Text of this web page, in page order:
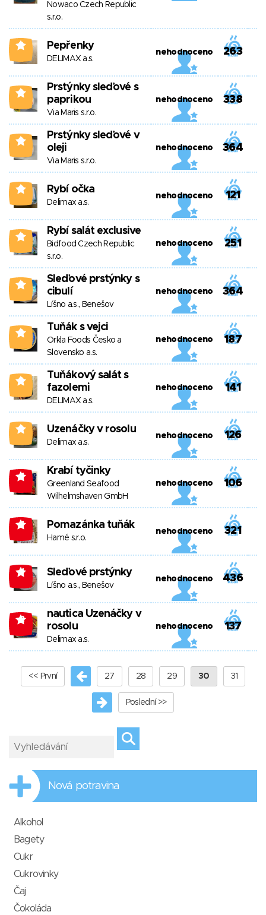
Nowaco Czech Republic
s.r.o.
0 Pepřenky
DELIMAX a.s.
nehodnoceno 263
0
Prstýnky sleďové s
paprikou
Via Maris s.r.o.
nehodnoceno 338
0
Prstýnky sleďové v
oleji
Via Maris s.r.o.
nehodnoceno 364
0 Rybí očka
Delimax a.s.
nehodnoceno 121
0 Rybí salát exclusive
Bidfood Czech Republic
s.r.o.
nehodnoceno 251
0
Sleďové prstýnky s
cibulí
Líšno a.s., Benešov
nehodnoceno 364
0 Tuňák s vejci
Orkla Foods Česko a
Slovensko a.s.
nehodnoceno 187
0
Tuňákový salát s
fazolemi
DELIMAX a.s.
nehodnoceno 141
0 Uzenáčky v rosolu
Delimax a.s.
nehodnoceno 126
-1 Krabí tyčinky
Greenland Seafood
Wilhelmshaven GmbH
nehodnoceno 106
-1 Pomazánka tuňák
Hamé s.r.o.
nehodnoceno 321
-1 Sleďové prstýnky
Líšno a.s., Benešov
nehodnoceno 436
-2
nautica Uzenáčky v
rosolu
Delimax a.s.
nehodnoceno 137
<< První 27 28 29 30 31
Poslední >>
Nová potravina
Alkohol
Bagety
Cukr
Cukrovinky
Čaj
Čokoláda